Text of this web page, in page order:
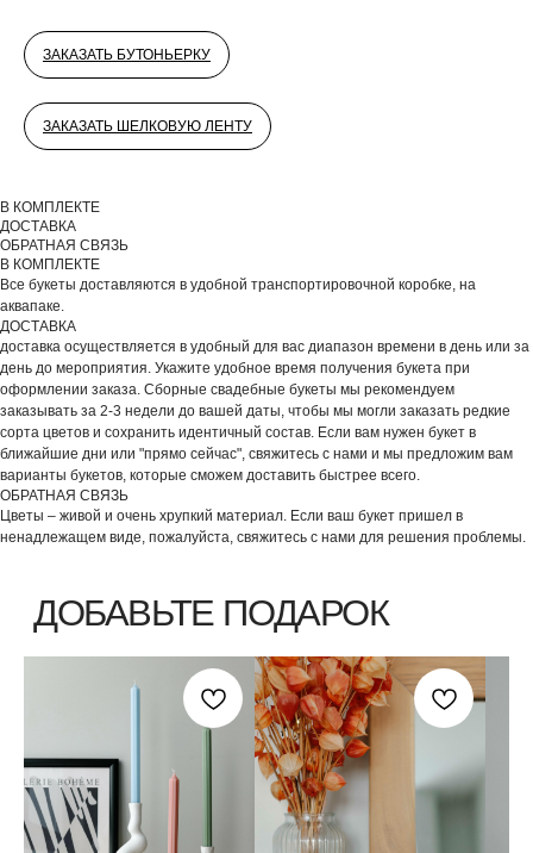
ЗАКАЗАТЬ БУТОНЬЕРКУ
ЗАКАЗАТЬ ШЕЛКОВУЮ ЛЕНТУ
В КОМПЛЕКТЕ
ДОСТАВКА
ОБРАТНАЯ СВЯЗЬ
В КОМПЛЕКТЕ
Все букеты доставляются в удобной транспортировочной коробке, на
аквапаке.
ДОСТАВКА
доставка осуществляется в удобный для вас диапазон времени в день или за
день до мероприятия. Укажите удобное время получения букета при
оформлении заказа. Сборные свадебные букеты мы рекомендуем
заказывать за 2-3 недели до вашей даты, чтобы мы могли заказать редкие
сорта цветов и сохранить идентичный состав. Если вам нужен букет в
ближайшие дни или "прямо сейчас", свяжитесь с нами и мы предложим вам
варианты букетов, которые сможем доставить быстрее всего.
ОБРАТНАЯ СВЯЗЬ
Цветы – живой и очень хрупкий материал. Если ваш букет пришел в
ненадлежащем виде, пожалуйста, свяжитесь с нами для решения проблемы.
ВЫБЕРИТЕ ВАЗУ